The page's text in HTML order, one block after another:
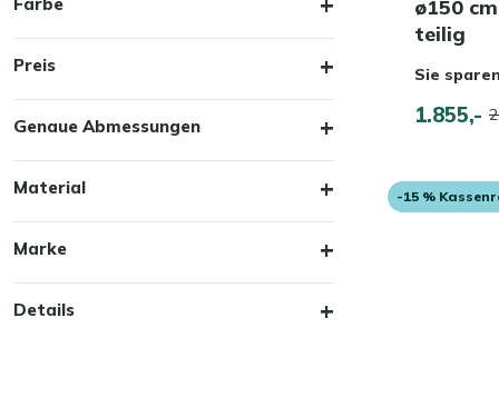
Preis
Genaue Abmessungen
Material
Marke
Details
ø150
teilig
Sie
1.855,-
-15 %